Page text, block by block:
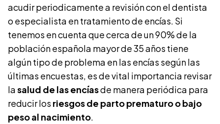
acudir periodicamente a revisión con el dentista
o especialista en tratamiento de encías. Si
tenemos en cuenta que cerca de un 90% de la
población española mayor de 35 años tiene
algún tipo de problema en las encías según las
últimas encuestas, es de vital importancia revisar
lasalud de las encíasde manera periódica para
reducir los riesgos de parto prematuro o bajo
peso al nacimiento.